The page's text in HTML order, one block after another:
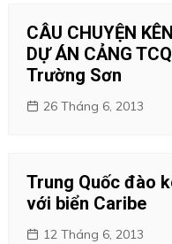
CÂU CHUYỆN
DỰ ÁN CẢNG
Trường Sơn
26 Tháng 6, 2013
Trung Quốc đào
với biển Caribe
12 Tháng 6, 2013